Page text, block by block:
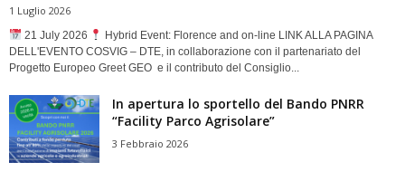
1 Luglio 2026
21 July 2026
Hybrid Event: Florence and on-line LINK ALLA PAGINA
DELL'EVENTO COSVIG – DTE, in collaborazione con il partenariato del
Progetto Europeo Greet GEO e il contributo del Consiglio...
In apertura lo sportello del Bando PNRR
“Facility Parco Agrisolare”
3 Febbraio 2026